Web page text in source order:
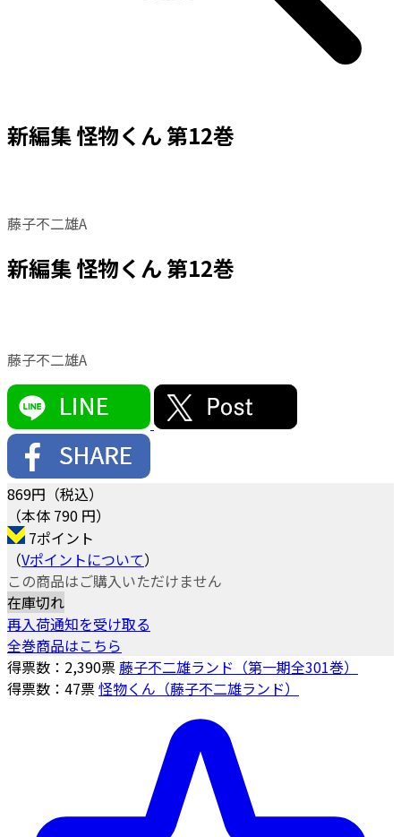
新編集 怪物くん 第12巻
藤子不二雄A
新編集 怪物くん 第12巻
藤子不二雄A
869円（税込）
（本体 790 円）
7ポイント
（Vポイントについて）
この商品はご購入いただけません
在庫切れ
再入荷通知を受け取る
全巻商品はこちら
得票数： 2,390票藤子不二雄ランド（第一期全301巻）
得票数： 47票怪物くん（藤子不二雄ランド）